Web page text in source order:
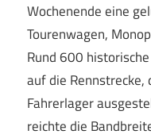
Wochenende eine
Tourenwagen,
Rund 600
auf die Rennstrecke,
Fahrerlager
reichte die